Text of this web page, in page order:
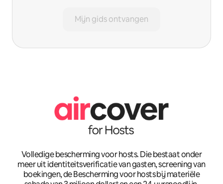
Mijn gids ontvangen
Volledige bescherming voor hosts. Die bestaat onder
meer uit identiteitsverificatie van gasten, screening van
boekingen, de Bescherming voor hosts bij materiële